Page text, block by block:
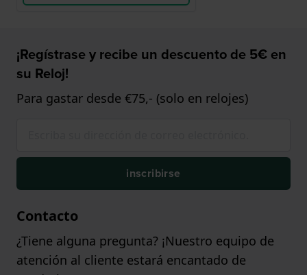
¡Regístrase y recibe un descuento de 5€ en
su Reloj!
Para gastar desde €75,- (solo en relojes)
inscribirse
Contacto
¿Tiene alguna pregunta? ¡Nuestro equipo de
atención al cliente estará encantado de